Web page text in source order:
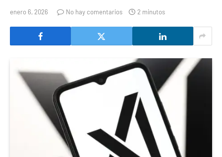
enero 6, 2026 No hay comentarios 2 minutos